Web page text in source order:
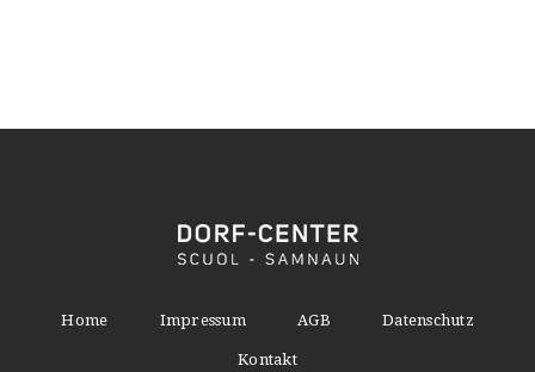
Home Impressum AGB Datenschutz
Kontakt